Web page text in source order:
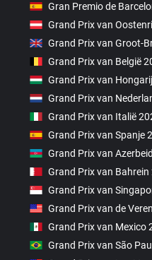
Gran Premio de
Grand Prix van
Grand Prix van Groot-
Grand Prix van België
Grand Prix van
Grand Prix van
Grand Prix van Italië
Grand Prix van Spanje
Grand Prix van
Grand Prix van Bahrein
Grand Prix van
Grand Prix van de
Grand Prix van Mexico
Grand Prix van São